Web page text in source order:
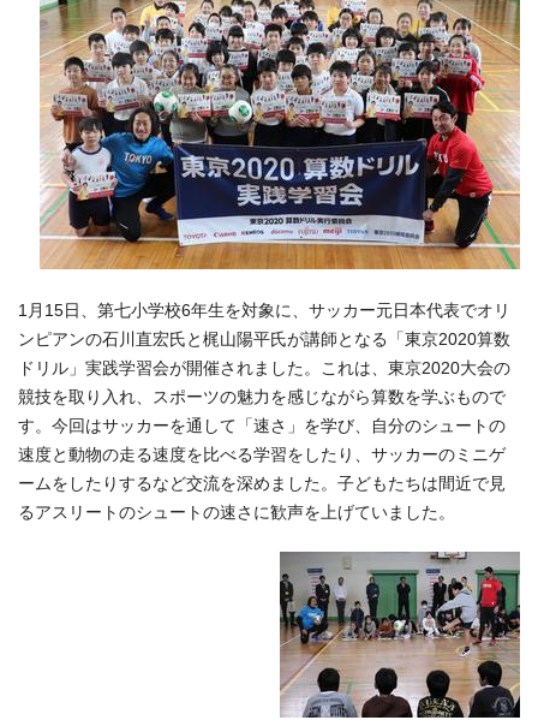
1月15日、第七小学校6年生を対象に、サッカー元日本代表でオリ
ンピアンの石川直宏氏と梶山陽平氏が講師となる「東京2020算数
ドリル」実践学習会が開催されました。これは、東京2020大会の
競技を取り入れ、スポーツの魅力を感じながら算数を学ぶもので
す。今回はサッカーを通して「速さ」を学び、自分のシュートの
速度と動物の走る速度を比べる学習をしたり、サッカーのミニゲ
ームをしたりするなど交流を深めました。子どもたちは間近で見
るアスリートのシュートの速さに歓声を上げていました。